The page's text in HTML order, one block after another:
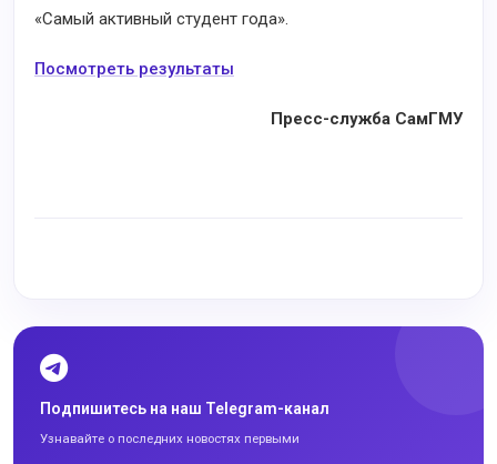
«Самый активный студент года».
Посмотреть результаты
Пресс-служба СамГМУ
Подпишитесь на наш Telegram-канал
Узнавайте о последних новостях первыми